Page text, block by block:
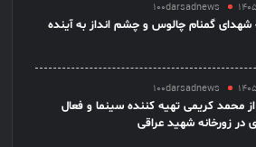
100darsadnews
شهدای گمنام چالوس و چشم انداز به آینده
100darsadnews
محمد کریمی تهیه کننده سینما و فعال
در زورخانه شهید عراقی